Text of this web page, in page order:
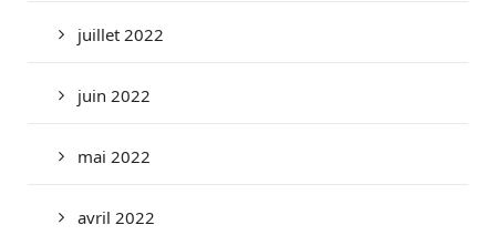
juillet 2022
juin 2022
mai 2022
avril 2022